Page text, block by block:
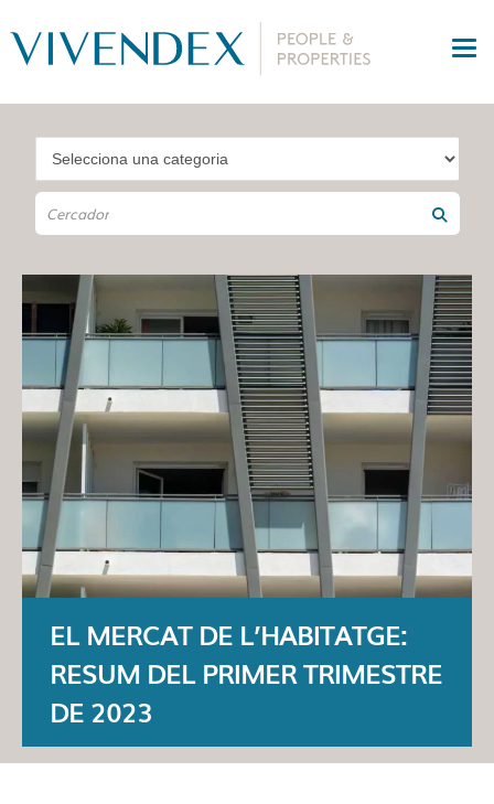
EL MERCAT DE L’HABITATGE:
RESUM DEL PRIMER TRIMESTRE
DE 2023